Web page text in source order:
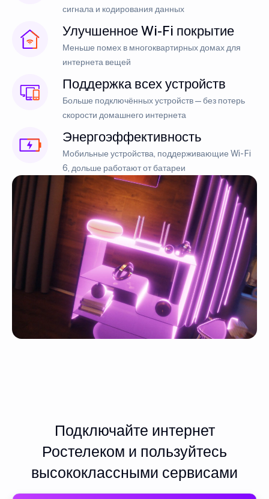
сигнала и кодирования данных
Улучшенное Wi-Fi покрытие
Меньше помех в многоквартирных домах для
интернета вещей
Поддержка всех устройств
Больше подключённых устройств — без потерь
скорости домашнего интернета
Энергоэффективность
Мобильные устройства, поддерживающие Wi-Fi
6, дольше работают от батареи
Подключайте интернет
Ростелеком и пользуйтесь
высококлассными сервисами